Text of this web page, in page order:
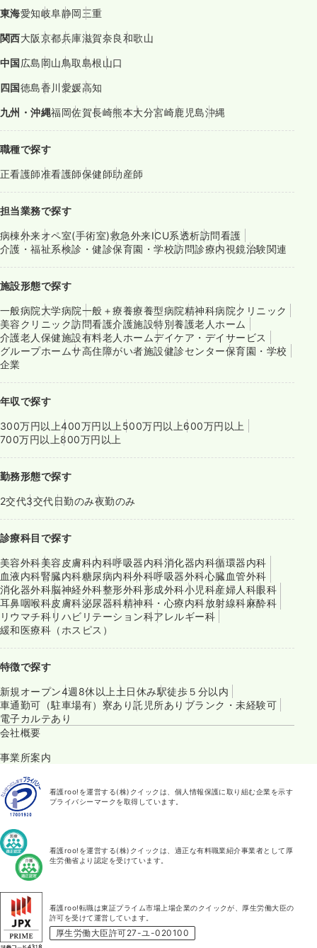
東海愛知岐阜静岡三重
関西大阪京都兵庫滋賀奈良和歌山
中国広島岡山鳥取島根山口
四国徳島香川愛媛高知
九州・沖縄福岡佐賀長崎熊本大分宮崎鹿児島沖縄
職種で探す
正看護師准看護師保健師助産師
担当業務で探す
病棟外来オペ室(手術室)救急外来ICU系透析訪問看護
介護・福祉系検診・健診保育園・学校訪問診療内視鏡治験関連
施設形態で探す
一般病院大学病院一般＋療養療養型病院精神科病院クリニック
美容クリニック訪問看護介護施設特別養護老人ホーム
介護老人保健施設有料老人ホームデイケア・デイサービス
グループホームサ高住障がい者施設健診センター保育園・学校
企業
年収で探す
300万円以上400万円以上 500万円以上600万円以上
700万円以上800万円以上
勤務形態で探す
2交代3交代日勤のみ夜勤のみ
診療科目で探す
美容外科美容皮膚科内科呼吸器内科消化器内科循環器内科
血液内科腎臓内科糖尿病内科外科呼吸器外科心臓血管外科
消化器外科脳神経外科整形外科形成外科小児科産婦人科眼科
耳鼻咽喉科皮膚科泌尿器科精神科・心療内科放射線科麻酔科
リウマチ科リハビリテーション科アレルギー科
緩和医療科（ホスピス）
特徴で探す
新規オープン4週8休以上 土日休み駅徒歩５分以内
車通勤可（駐車場有） 寮あり託児所あり ブランク・未経験可
電子カルテあり
会社概要
事業所案内
看護roo!を運営する(株)クイックは、個人情報保護に取り組む企業を示す
プライバシーマークを取得しています。
看護roo!を運営する(株)クイックは、適正な有料職業紹介事業者として厚
生労働省より認定を受けています。
看護roo!転職は東証プライム市場上場企業のクイックが、厚生労働大臣の
許可を受けて運営しています。
厚生労働大臣許可27-ユ-020100